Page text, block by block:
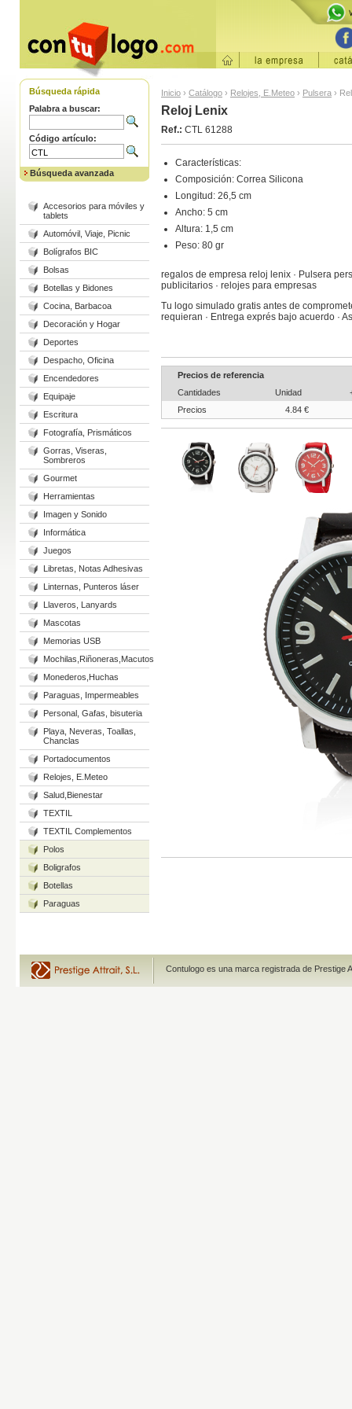
Búsqueda rápida
Palabra a buscar:
Código artículo:
Búsqueda avanzada
Accesorios para móviles y
tablets
Automóvil, Viaje, Picnic
Bolígrafos BIC
Bolsas
Botellas y Bidones
Cocina, Barbacoa
Decoración y Hogar
Deportes
Despacho, Oficina
Encendedores
Equipaje
Escritura
Fotografía, Prismáticos
Gorras, Viseras,
Sombreros
Gourmet
Herramientas
Imagen y Sonido
Informática
Juegos
Libretas, Notas Adhesivas
Linternas, Punteros láser
Llaveros, Lanyards
Mascotas
Memorias USB
Mochilas,Riñoneras,Macutos
Monederos,Huchas
Paraguas, Impermeables
Personal, Gafas, bisuteria
Playa, Neveras, Toallas,
Chanclas
Portadocumentos
Relojes, E.Meteo
Salud,Bienestar
TEXTIL
TEXTIL Complementos
Polos
Boligrafos
Botellas
Paraguas
Inicio › Catálogo › Relojes, E.Meteo › Pulsera ›
Reloj Lenix
Ref.: CTL 61288
Características:
Composición: Correa Silicona
Longitud: 26,5 cm
Ancho: 5 cm
Altura: 1,5 cm
Peso: 80 gr
regalos de empresa reloj lenix · Pulsera
publicitarios · relojes para empresas
Tu logo simulado gratis antes de
requieran · Entrega exprés bajo acuerdo ·
Precios de referencia
Cantidades
Unidad
Precios
4.84 €
Contulogo es una marca registrada de